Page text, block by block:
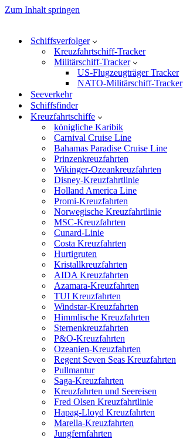
Zum Inhalt springen
Schiffsverfolger
Kreuzfahrtschiff-Tracker
Militärschiff-Tracker
US-Flugzeugträger Tracker
NATO-Militärschiff-Tracker
Seeverkehr
Schiffsfinder
Kreuzfahrtschiffe
königliche Karibik
Carnival Cruise Line
Bahamas Paradise Cruise Line
Prinzenkreuzfahrten
Wikinger-Ozeankreuzfahrten
Disney-Kreuzfahrtlinie
Holland America Line
Promi-Kreuzfahrten
Norwegische Kreuzfahrtlinie
MSC-Kreuzfahrten
Cunard-Linie
Costa Kreuzfahrten
Hurtigruten
Kristallkreuzfahrten
AIDA Kreuzfahrten
Azamara-Kreuzfahrten
TUI Kreuzfahrten
Windstar-Kreuzfahrten
Himmlische Kreuzfahrten
Sternenkreuzfahrten
P&O-Kreuzfahrten
Ozeanien-Kreuzfahrten
Regent Seven Seas Kreuzfahrten
Pullmantur
Saga-Kreuzfahrten
Kreuzfahrten und Seereisen
Fred Olsen Kreuzfahrtlinie
Hapag-Lloyd Kreuzfahrten
Marella-Kreuzfahrten
Jungfernfahrten